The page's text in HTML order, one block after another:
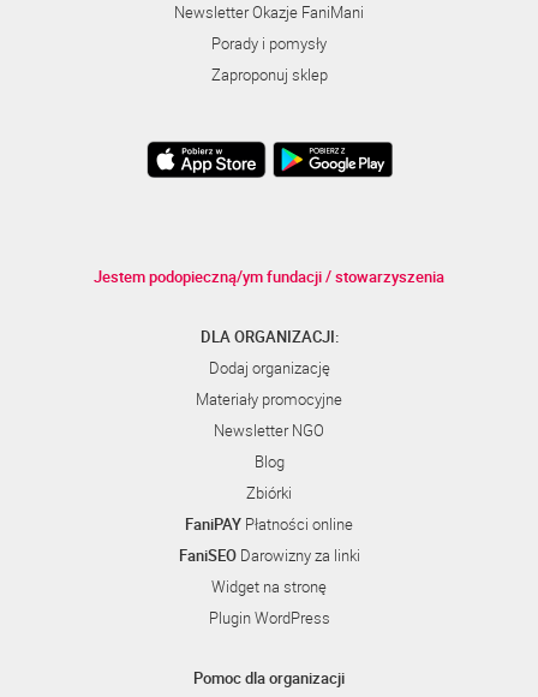
Newsletter Okazje FaniMani
Porady i pomysły
Zaproponuj sklep
Jestem podopieczną/ym fundacji / stowarzyszenia
DLA ORGANIZACJI:
Dodaj organizację
Materiały promocyjne
Newsletter NGO
Blog
Zbiórki
FaniPAY Płatności online
FaniSEODarowizny za linki
Widget na stronę
Plugin WordPress
Pomoc dla organizacji